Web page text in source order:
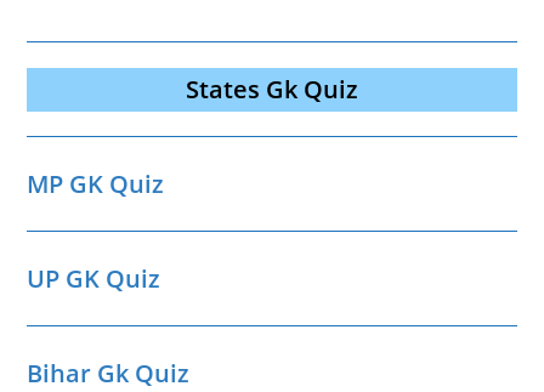
States Gk Quiz
MP GK Quiz
UP GK Quiz
Bihar Gk Quiz